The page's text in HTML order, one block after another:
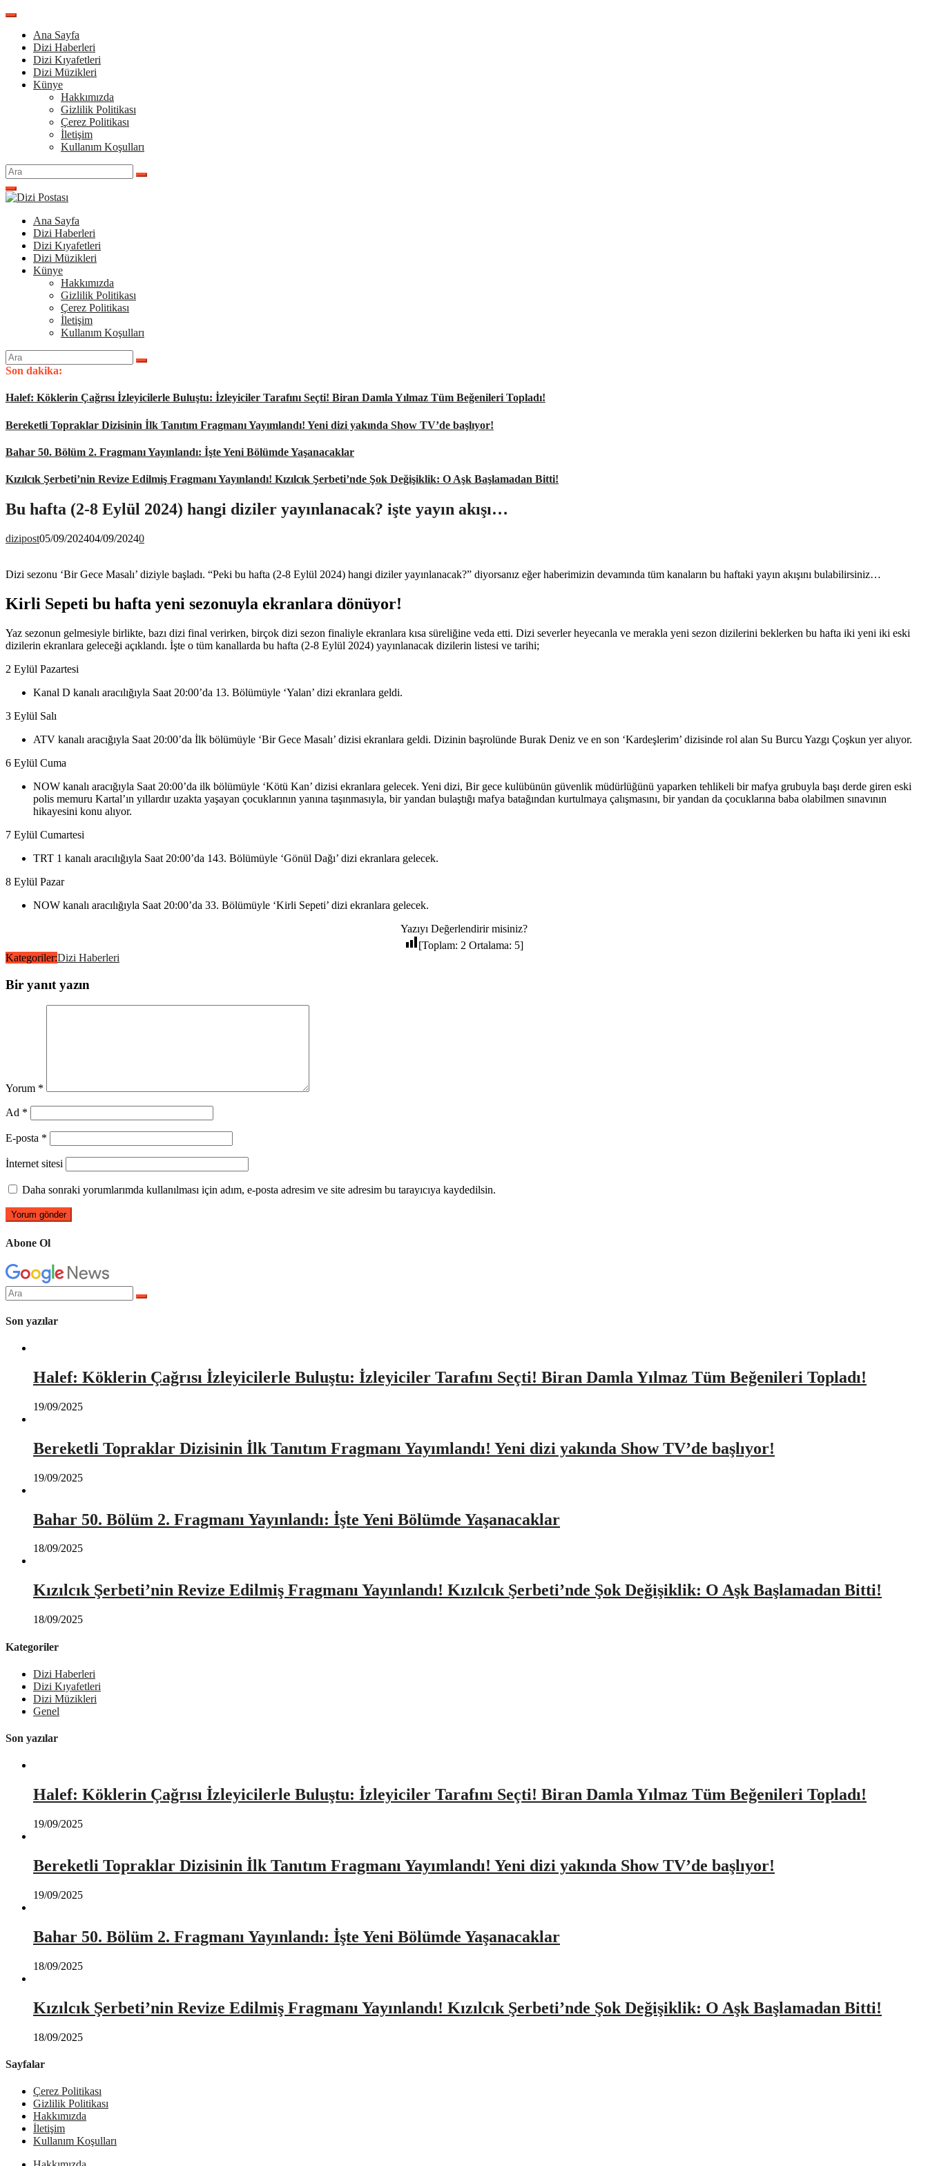
İçeriğe
Ana Sayfa
Dizi Haberleri
Dizi Kıyafetleri
Dizi Müzikleri
Künye
Hakkımızda
Gizlilik Politikası
Çerez Politikası
İletişim
Kullanım Koşulları
Arama
yap:
Ana Sayfa
Dizi Haberleri
Dizi Kıyafetleri
Dizi Müzikleri
Künye
Hakkımızda
Gizlilik Politikası
Çerez Politikası
İletişim
Kullanım Koşulları
Arama
yap:
Son dakika:
Halef: Köklerin Çağrısı İzleyicilerle Buluştu: İzleyiciler Tarafını Seçti! Biran Damla Yılmaz Tüm Beğenileri Topladı!
Bereketli Topraklar Dizisinin İlk Tanıtım Fragmanı Yayımlandı! Yeni dizi yakında Show TV’de başlıyor!
Bahar 50. Bölüm 2. Fragmanı Yayınlandı: İşte Yeni Bölümde Yaşanacaklar
Kızılcık Şerbeti’nin Revize Edilmiş Fragmanı Yayınlandı! Kızılcık Şerbeti’nde Şok Değişiklik: O Aşk Başlamadan Bitti!
Bu hafta (2-8 Eylül 2024) hangi diziler yayınlanacak? işte yayın akışı…
dizipost05/09/202404/09/20240
Dizi sezonu ‘Bir Gece Masalı’ diziyle başladı. “Peki bu hafta (2-8 Eylül 2024) hangi diziler yayınlanacak?” diyorsanız eğer haberimizin devamında tüm kanaların bu haftaki yayın akışını bulabilirsiniz…
Kirli Sepeti bu hafta yeni sezonuyla ekranlara dönüyor!
Yaz sezonun gelmesiyle birlikte, bazı dizi final verirken, birçok dizi sezon finaliyle ekranlara kısa süreliğine veda etti. Dizi severler heyecanla ve merakla yeni sezon dizilerini beklerken bu hafta iki yeni iki eski
dizilerin ekranlara geleceği açıklandı. İşte o tüm kanallarda bu hafta (2-8 Eylül 2024) yayınlanacak dizilerin listesi ve tarihi;
2 Eylül Pazartesi
Kanal D kanalı aracılığıyla Saat 20:00’da 13. Bölümüyle ‘Yalan’ dizi ekranlara geldi.
3 Eylül Salı
ATV kanalı aracığıyla Saat 20:00’da İlk bölümüyle ‘Bir Gece Masalı’ dizisi ekranlara geldi. Dizinin başrolünde Burak Deniz ve en son ‘Kardeşlerim’ dizisinde rol alan Su Burcu Yazgı Çoşkun yer alıyor.
6 Eylül Cuma
NOW kanalı aracığıyla Saat 20:00’da ilk bölümüyle ‘Kötü Kan’ dizisi ekranlara gelecek. Yeni dizi, Bir gece kulübünün güvenlik müdürlüğünü yaparken tehlikeli bir mafya grubuyla başı derde giren eski
polis memuru Kartal’ın yıllardır uzakta yaşayan çocuklarının yanına taşınmasıyla, bir yandan bulaştığı mafya batağından kurtulmaya çalışmasını, bir yandan da çocuklarına baba olabilmen sınavının
hikayesini konu alıyor.
7 Eylül Cumartesi
TRT 1 kanalı aracılığıyla Saat 20:00’da 143. Bölümüyle ‘Gönül Dağı’ dizi ekranlara gelecek.
8 Eylül Pazar
NOW kanalı aracılığıyla Saat 20:00’da 33. Bölümüyle ‘Kirli Sepeti’ dizi ekranlara gelecek.
Yazıyı Değerlendirir misiniz?
[Toplam: 2 Ortalama: 5]
Kategoriler:Dizi Haberleri
Bir yanıt yazın
Yorum *
Ad *
E-posta *
İnternet sitesi
Daha sonraki yorumlarımda kullanılması için adım, e-posta adresim ve site adresim bu tarayıcıya kaydedilsin.
Abone Ol
Arama
yap:
Son yazılar
Halef: Köklerin Çağrısı İzleyicilerle Buluştu: İzleyiciler Tarafını Seçti! Biran Damla Yılmaz Tüm Beğenileri Topladı!
19/09/2025
Bereketli Topraklar Dizisinin İlk Tanıtım Fragmanı Yayımlandı! Yeni dizi yakında Show TV’de başlıyor!
19/09/2025
Bahar 50. Bölüm 2. Fragmanı Yayınlandı: İşte Yeni Bölümde Yaşanacaklar
18/09/2025
Kızılcık Şerbeti’nin Revize Edilmiş Fragmanı Yayınlandı! Kızılcık Şerbeti’nde Şok Değişiklik: O Aşk Başlamadan Bitti!
18/09/2025
Kategoriler
Dizi Haberleri
Dizi Kıyafetleri
Dizi Müzikleri
Genel
Son yazılar
Halef: Köklerin Çağrısı İzleyicilerle Buluştu: İzleyiciler Tarafını Seçti! Biran Damla Yılmaz Tüm Beğenileri Topladı!
19/09/2025
Bereketli Topraklar Dizisinin İlk Tanıtım Fragmanı Yayımlandı! Yeni dizi yakında Show TV’de başlıyor!
19/09/2025
Bahar 50. Bölüm 2. Fragmanı Yayınlandı: İşte Yeni Bölümde Yaşanacaklar
18/09/2025
Kızılcık Şerbeti’nin Revize Edilmiş Fragmanı Yayınlandı! Kızılcık Şerbeti’nde Şok Değişiklik: O Aşk Başlamadan Bitti!
18/09/2025
Sayfalar
Çerez Politikası
Gizlilik Politikası
Hakkımızda
İletişim
Kullanım Koşulları